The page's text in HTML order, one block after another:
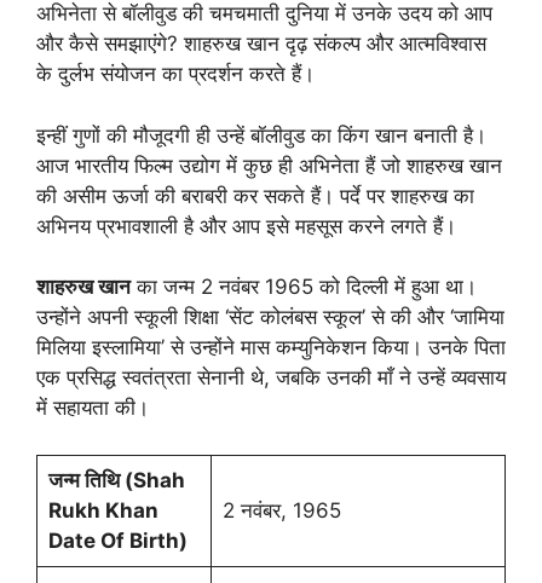
अभिनेता से बॉलीवुड की चमचमाती दुनिया में उनके उदय को आप
और कैसे समझाएंगे? शाहरुख खान दृढ़ संकल्प और आत्मविश्वास
के दुर्लभ संयोजन का प्रदर्शन करते हैं।
इन्हीं गुणों की मौजूदगी ही उन्हें बॉलीवुड का किंग खान बनाती है।
आज भारतीय फिल्म उद्योग में कुछ ही अभिनेता हैं जो शाहरुख खान
की असीम ऊर्जा की बराबरी कर सकते हैं। पर्दे पर शाहरुख का
अभिनय प्रभावशाली है और आप इसे महसूस करने लगते हैं।
शाहरुख खानका जन्म 2 नवंबर 1965 को दिल्ली में हुआ था।
उन्होंने अपनी स्कूली शिक्षा ‘सेंट कोलंबस स्कूल’ से की और ‘जामिया
मिलिया इस्लामिया’ से उन्होंने मास कम्युनिकेशन किया। उनके पिता
एक प्रसिद्ध स्वतंत्रता सेनानी थे, जबकि उनकी माँ ने उन्हें व्यवसाय
में सहायता की।
जन्म तिथि (Shah
Rukh Khan
Date Of Birth)
2 नवंबर, 1965